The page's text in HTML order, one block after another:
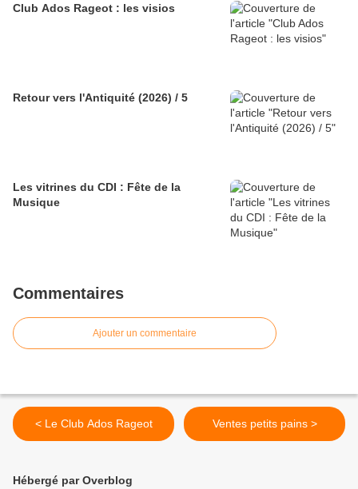
Club Ados Rageot : les visios
Retour vers l'Antiquité (2026) / 5
Les vitrines du CDI : Fête de la
Musique
Commentaires
Ajouter un commentaire
< Le Club Ados Rageot Ventes petits pains >
Hébergé par Overblog